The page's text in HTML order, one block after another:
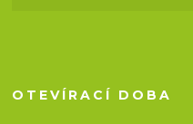
OTEVÍRACÍ DOBA